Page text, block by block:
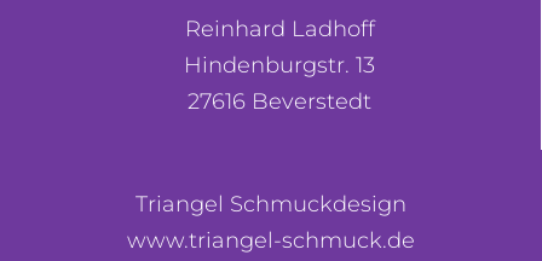
Reinhard Ladhoff
Hindenburgstr. 13
27616 Beverstedt
Triangel Schmuckdesign
www.triangel-schmuck.de